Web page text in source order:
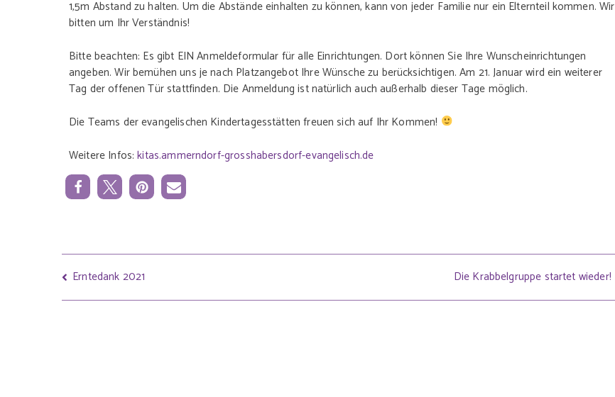
1,5m Abstand zu halten. Um die Abstände einhalten zu können, kann von jeder Familie nur ein Elternteil kommen. Wir
bitten um Ihr Verständnis!
Bitte beachten: Es gibt EIN Anmeldeformular für alle Einrichtungen. Dort können Sie Ihre Wunscheinrichtungen
angeben. Wir bemühen uns je nach Platzangebot Ihre Wünsche zu berücksichtigen. Am 21. Januar wird ein weiterer
Tag der offenen Tür stattfinden. Die Anmeldung ist natürlich auch außerhalb dieser Tage möglich.
Die Teams der evangelischen Kindertagesstätten freuen sich auf Ihr Kommen!
Weitere Infos:kitas.ammerndorf-grosshabersdorf-evangelisch.de
Erntedank 2021 Die Krabbelgruppe startet wieder!